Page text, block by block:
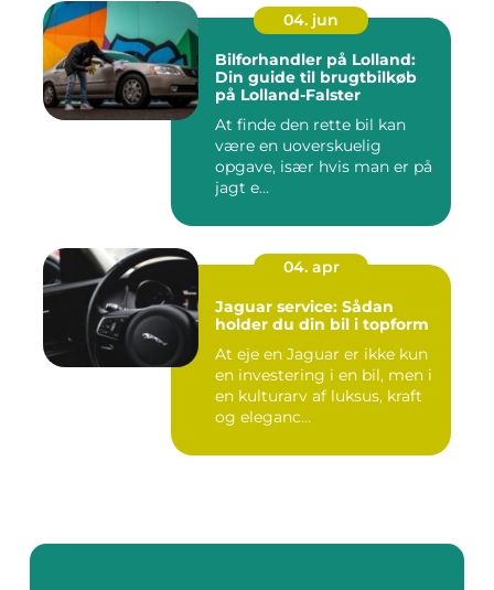
04. jun
Bilforhandler på Lolland:
Din guide til brugtbilkøb
på Lolland-Falster
At finde den rette bil kan
være en uoverskuelig
opgave, især hvis man er på
jagt e...
04. apr
Jaguar service: Sådan
holder du din bil i topform
At eje en Jaguar er ikke kun
en investering i en bil, men i
en kulturarv af luksus, kraft
og eleganc...